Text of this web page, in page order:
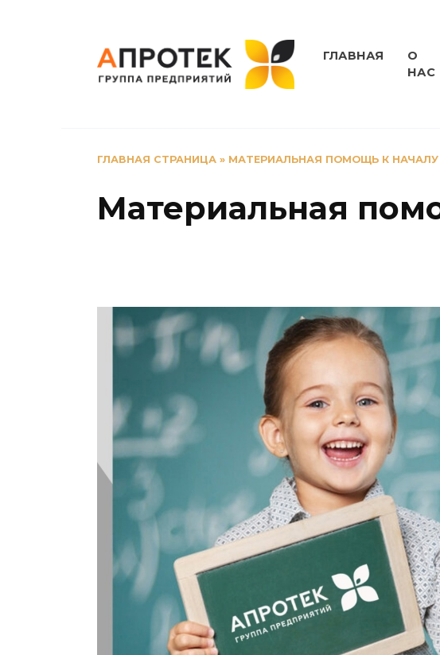
ГЛАВНАЯ
О
НАС
ГЛАВНАЯ СТРАНИЦА » МАТЕРИАЛЬНАЯ ПОМОЩЬ К НАЧАЛУ
Материальная